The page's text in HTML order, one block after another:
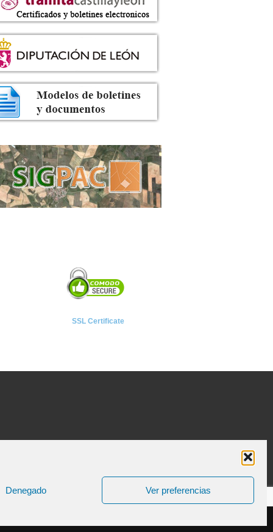
Denegado Ver preferencias
SSL Certificate